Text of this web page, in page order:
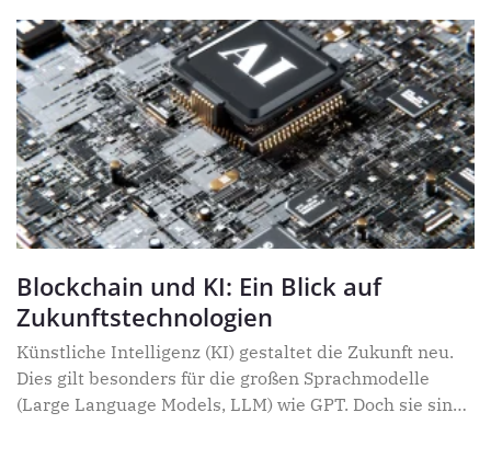
Blockchain und KI: Ein Blick auf
Zukunftstechnologien
Künstliche Intelligenz (KI) gestaltet die Zukunft neu.
Dies gilt besonders für die großen Sprachmodelle
(Large Language Models, LLM) wie GPT. Doch sie sind